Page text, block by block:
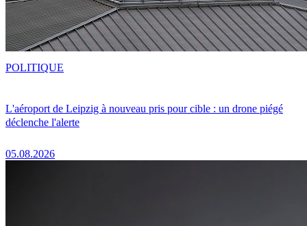
L'aéroport de Leipzig à nouveau pris pour cible : un drone piégé
déclenche l'alerte
05.08.2026
POLITIQUE